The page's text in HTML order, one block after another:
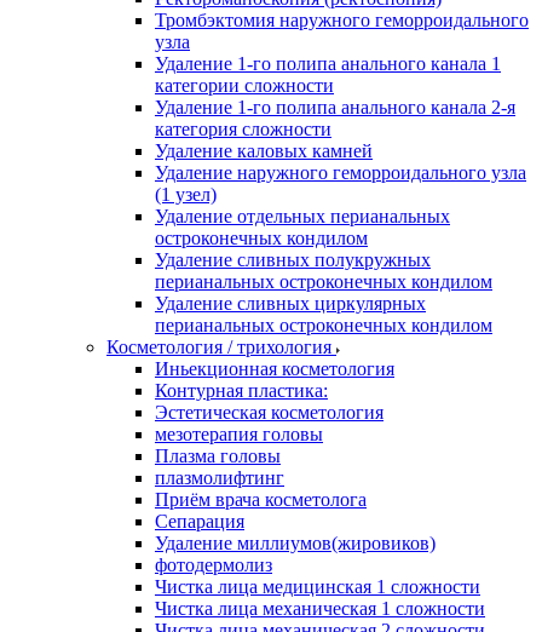
Тромбэктомия наружного геморроидального
узла
Удаление 1-го полипа анального канала 1
категории сложности
Удаление 1-го полипа анального канала 2-я
категория сложности
Удаление каловых камней
Удаление наружного геморроидального узла
(1 узел)
Удаление отдельных перианальных
остроконечных кондилом
Удаление сливных полукружных
перианальных остроконечных кондилом
Удаление сливных циркулярных
перианальных остроконечных кондилом
Косметология / трихология
Иньекционная косметология
Контурная пластика:
Эстетическая косметология
мезотерапия головы
Плазма головы
плазмолифтинг
Приём врача косметолога
Сепарация
Удаление миллиумов(жировиков)
фотодермолиз
Чистка лица медицинская 1 сложности
Чистка лица механическая 1 сложности